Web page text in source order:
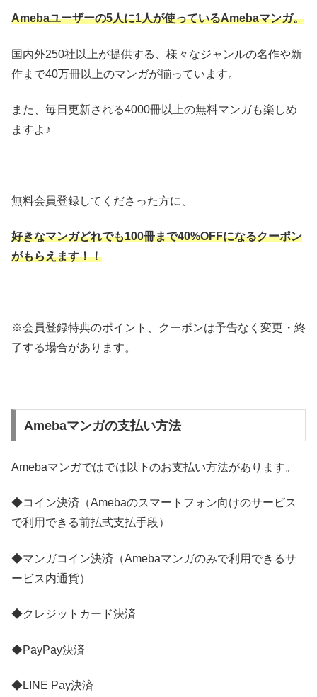
Amebaユーザーの5人に1人が使っているAmebaマンガ。
国内外250社以上が提供する、様々なジャンルの名作や新
作まで40万冊以上のマンガが揃っています。
また、毎日更新される4000冊以上の無料マンガも楽しめ
ますよ♪
無料会員登録してくださった方に、
好きなマンガどれでも100冊まで40%OFFになるクーポン
がもらえます！！
※会員登録特典のポイント、クーポンは予告なく変更・終
了する場合があります。
Amebaマンガの支払い方法
Amebaマンガではでは以下のお支払い方法があります。
◆コイン決済（Amebaのスマートフォン向けのサービス
で利用できる前払式支払手段）
◆マンガコイン決済（Amebaマンガのみで利用できるサ
ービス内通貨）
◆クレジットカード決済
◆PayPay決済
◆LINE Pay決済